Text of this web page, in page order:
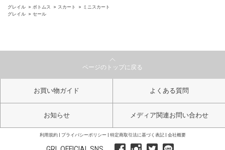
グレイル ボトムス スカート
ミニスカート
グレイル
セール
ページのトップに戻る
お買い物ガイド よくある質問
お知らせ メディア関連お問い合わせ
利用規約 プライバシーポリシー 特定商取引法に基づく表記 会社概要